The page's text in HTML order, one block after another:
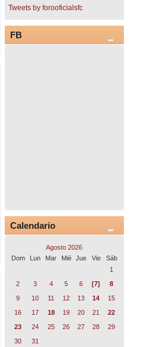
Tweets by forooficialsfc
FB
Calendario
Agosto 2026
Dom
Lun Mar Mié Jue Vie
Sáb
1
2
3 4 5 6 [7]
8
9
10 11 12 13 14
15
16
17 18 19 20 21
22
23
24 25 26 27 28
29
30
31